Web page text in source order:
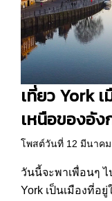
เที่ยว York
เหนือของอั
โพสต์วันที่ 12 มีนาคม
วันนี้จะพาเพื่อนๆ ไ
York เป็นเมืองที่อ